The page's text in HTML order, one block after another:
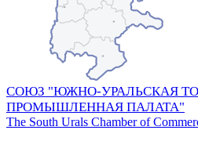
СОЮЗ "ЮЖНО-УРАЛЬСКАЯ
ПРОМЫШЛЕННАЯ ПАЛАТА"
The South Urals Chamber of